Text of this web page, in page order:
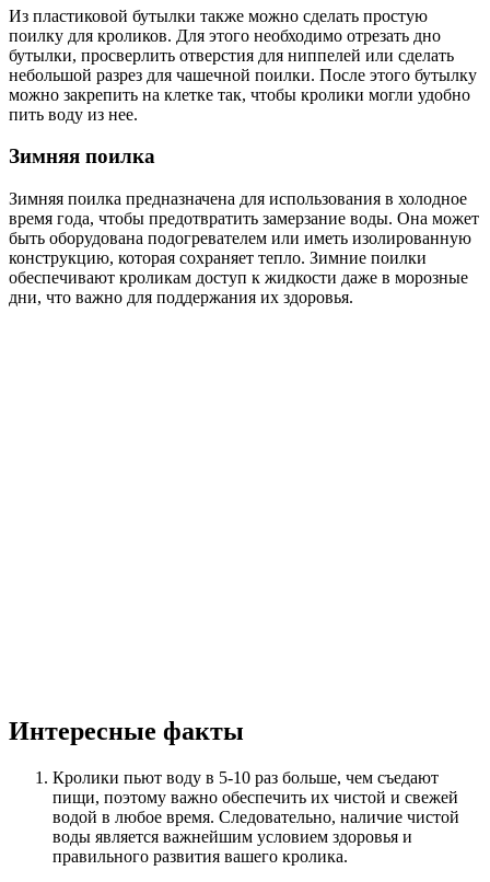
Из пластиковой бутылки также можно сделать простую
поилку для кроликов. Для этого необходимо отрезать дно
бутылки, просверлить отверстия для ниппелей или сделать
небольшой разрез для чашечной поилки. После этого бутылку
можно закрепить на клетке так, чтобы кролики могли удобно
пить воду из нее.
Зимняя поилка
Зимняя поилка предназначена для использования в холодное
время года, чтобы предотвратить замерзание воды. Она может
быть оборудована подогревателем или иметь изолированную
конструкцию, которая сохраняет тепло. Зимние поилки
обеспечивают кроликам доступ к жидкости даже в морозные
дни, что важно для поддержания их здоровья.
Интересные факты
Кролики пьют воду в 5-10 раз больше, чем съедают
пищи, поэтому важно обеспечить их чистой и свежей
водой в любое время. Следовательно, наличие чистой
воды является важнейшим условием здоровья и
правильного развития вашего кролика.